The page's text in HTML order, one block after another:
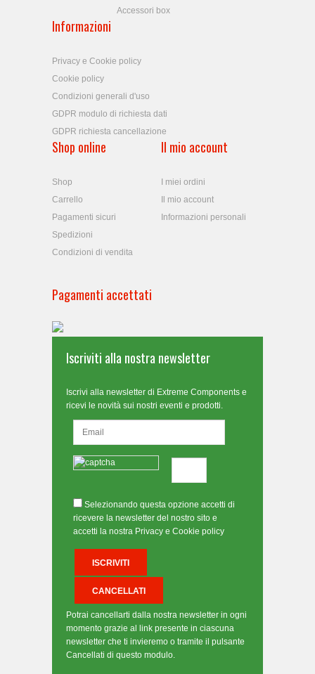
Accessori box
Informazioni
Privacy e Cookie policy
Cookie policy
Condizioni generali d'uso
GDPR modulo di richiesta dati
GDPR richiesta cancellazione
Shop online
Shop
Carrello
Pagamenti sicuri
Spedizioni
Condizioni di vendita
Il mio account
I miei ordini
Il mio account
Informazioni personali
Pagamenti accettati
Iscriviti alla nostra newsletter
Iscrivi alla newsletter di Extreme Components e
ricevi le novità sui nostri eventi e prodotti.
Selezionando questa opzione accetti di
ricevere la newsletter del nostro sito e
accetti la nostra Privacy e Cookie policy
Potrai cancellarti dalla nostra newsletter in ogni
momento grazie al link presente in ciascuna
newsletter che ti invieremo o tramite il pulsante
Cancellati di questo modulo.